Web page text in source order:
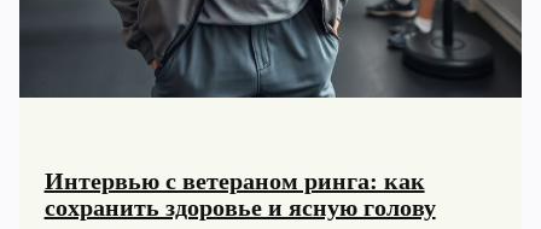
Интервью с ветераном ринга: как
сохранить здоровье и ясную голову